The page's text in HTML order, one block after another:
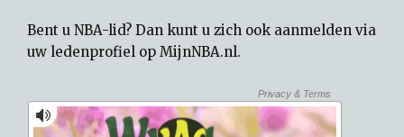
Bent u NBA-lid? Dan kunt u zich ook aanmelden via
uw ledenprofiel op MijnNBA.nl.